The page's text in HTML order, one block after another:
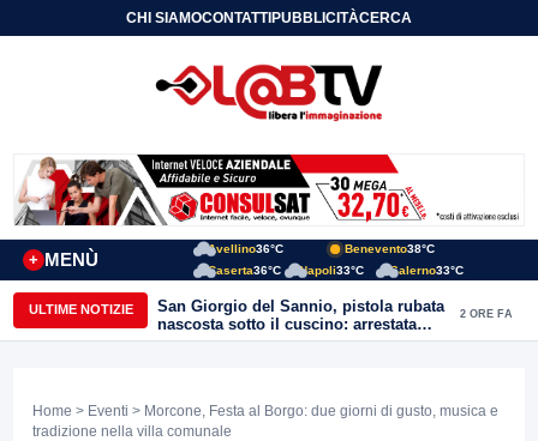
CHI SIAMOCONTATTIPUBBLICITÀCERCA
MENÙ
+
Avellino36°C Benevento38°C
Caserta36°C Napoli33°C Salerno33°C
ULTIME NOTIZIE
San Giorgio del Sannio, pistola rubata
nascosta sotto il cuscino: arrestata
51enne
2 ORE FA
Home > Eventi > Morcone, Festa al Borgo: due giorni di gusto, musica e
tradizione nella villa comunale